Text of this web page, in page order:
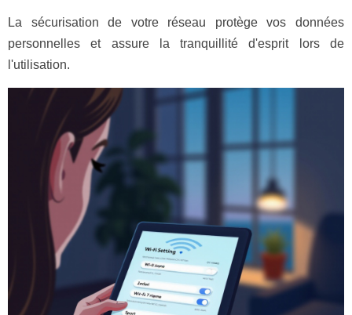
La sécurisation de votre réseau protège vos données
personnelles et assure la tranquillité d'esprit lors de
l'utilisation.